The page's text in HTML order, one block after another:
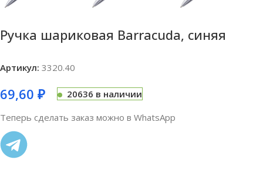
Ручка шариковая Barracuda, синяя
Артикул: 3320.40
69,60 ₽
20636 в наличии
Теперь сделать заказ можно в WhatsApp